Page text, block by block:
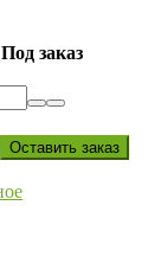
заказ